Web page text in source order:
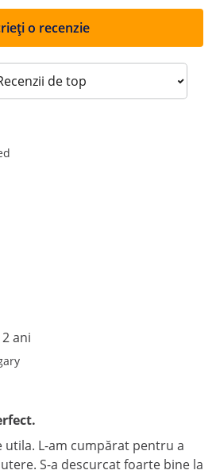
o recenzie
Sort reviews
ani
L-am cumpărat pentru a
S-a descurcat foarte bine la